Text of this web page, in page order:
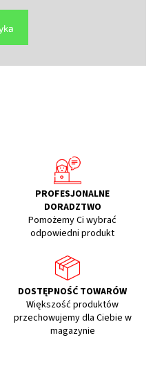
PROFESJONALNE
DORADZTWO
Pomożemy Ci wybrać
odpowiedni produkt
DOSTĘPNOŚĆ TOWARÓW
Większość produktów
przechowujemy dla Ciebie w
magazynie